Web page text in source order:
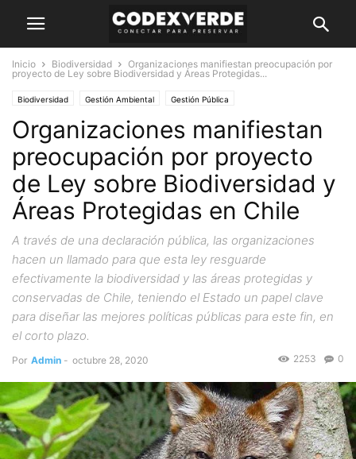
Inicio Biodiversidad
Organizaciones manifiestan preocupación por
proyecto de Ley sobre Biodiversidad y Áreas Protegidas...
Biodiversidad Gestión Ambiental Gestión Pública
Organizaciones manifiestan
preocupación por proyecto
de Ley sobre Biodiversidad y
Áreas Protegidas en Chile
A través de una declaración pública, las organizaciones
hacen un llamado para que esta ley resguarde
efectivamente la biodiversidad y las áreas protegidas y
conservadas de Chile, teniendo el Estado un papel clave
para diseñar las mejores políticas públicas para este fin, en
el corto plazo.
Por Admin - octubre 28, 2020 0
2253